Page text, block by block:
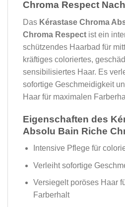
Chroma Respect
Das Kérastase Chroma
Chroma Respect ist ein
schützendes Haarbad für
kräftiges coloriertes,
sensibilisiertes Haar. Es
sofortige Geschmeidigkeit
Haar für maximalen
Eigenschaften des
Absolu Bain Riche
Intensive Pflege für
Verleiht sofortige
Versiegelt poröses Haar
Farberhalt